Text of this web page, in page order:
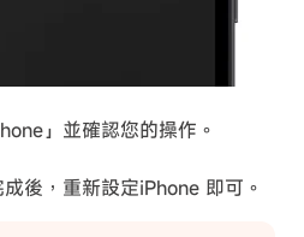
」並確認您的操作。
後，重新設定iPhone 即可。